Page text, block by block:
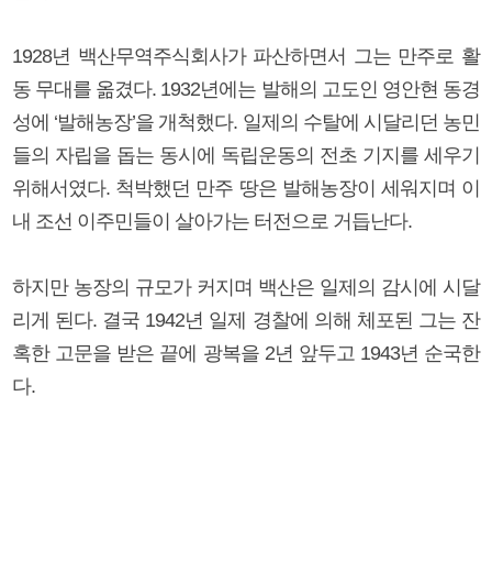
1928년 백산무역주식회사가 파산하면서 그는 만주로 활
동 무대를 옮겼다. 1932년에는 발해의 고도인 영안현 동경
성에 ‘발해농장’을 개척했다. 일제의 수탈에 시달리던 농민
들의 자립을 돕는 동시에 독립운동의 전초 기지를 세우기
위해서였다. 척박했던 만주 땅은 발해농장이 세워지며 이
내 조선 이주민들이 살아가는 터전으로 거듭난다.
하지만 농장의 규모가 커지며 백산은 일제의 감시에 시달
리게 된다. 결국 1942년 일제 경찰에 의해 체포된 그는 잔
혹한 고문을 받은 끝에 광복을 2년 앞두고 1943년 순국한
다.